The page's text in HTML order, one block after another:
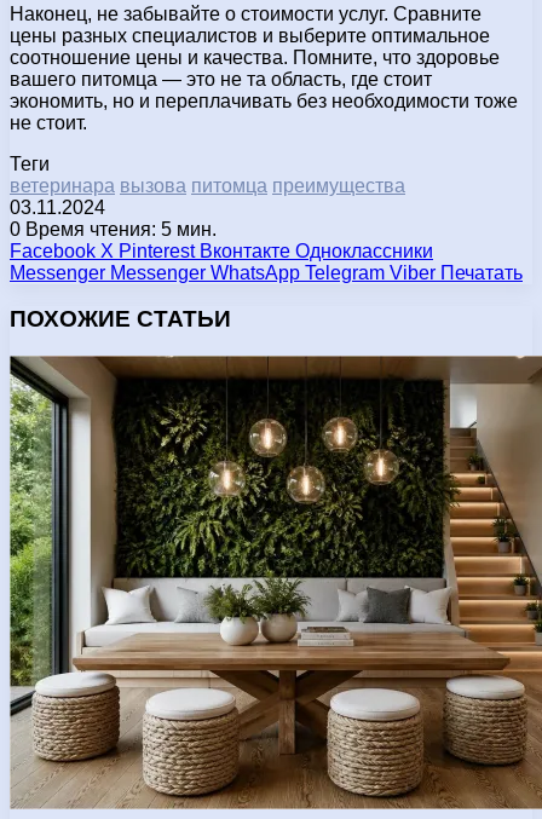
Наконец, не забывайте о стоимости услуг. Сравните
цены разных специалистов и выберите оптимальное
соотношение цены и качества. Помните, что здоровье
вашего питомца — это не та область, где стоит
экономить, но и переплачивать без необходимости тоже
не стоит.
Теги
ветеринара вызова питомца преимущества
03.11.2024
0 Время чтения: 5 мин.
Facebook X Pinterest Вконтакте Одноклассники
Messenger Messenger WhatsApp Telegram Viber Печатать
ПОХОЖИЕ СТАТЬИ